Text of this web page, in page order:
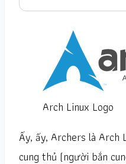
Arch Linux Logo
Ấy, ấy, Archers là Arch
cung thủ (người bắn